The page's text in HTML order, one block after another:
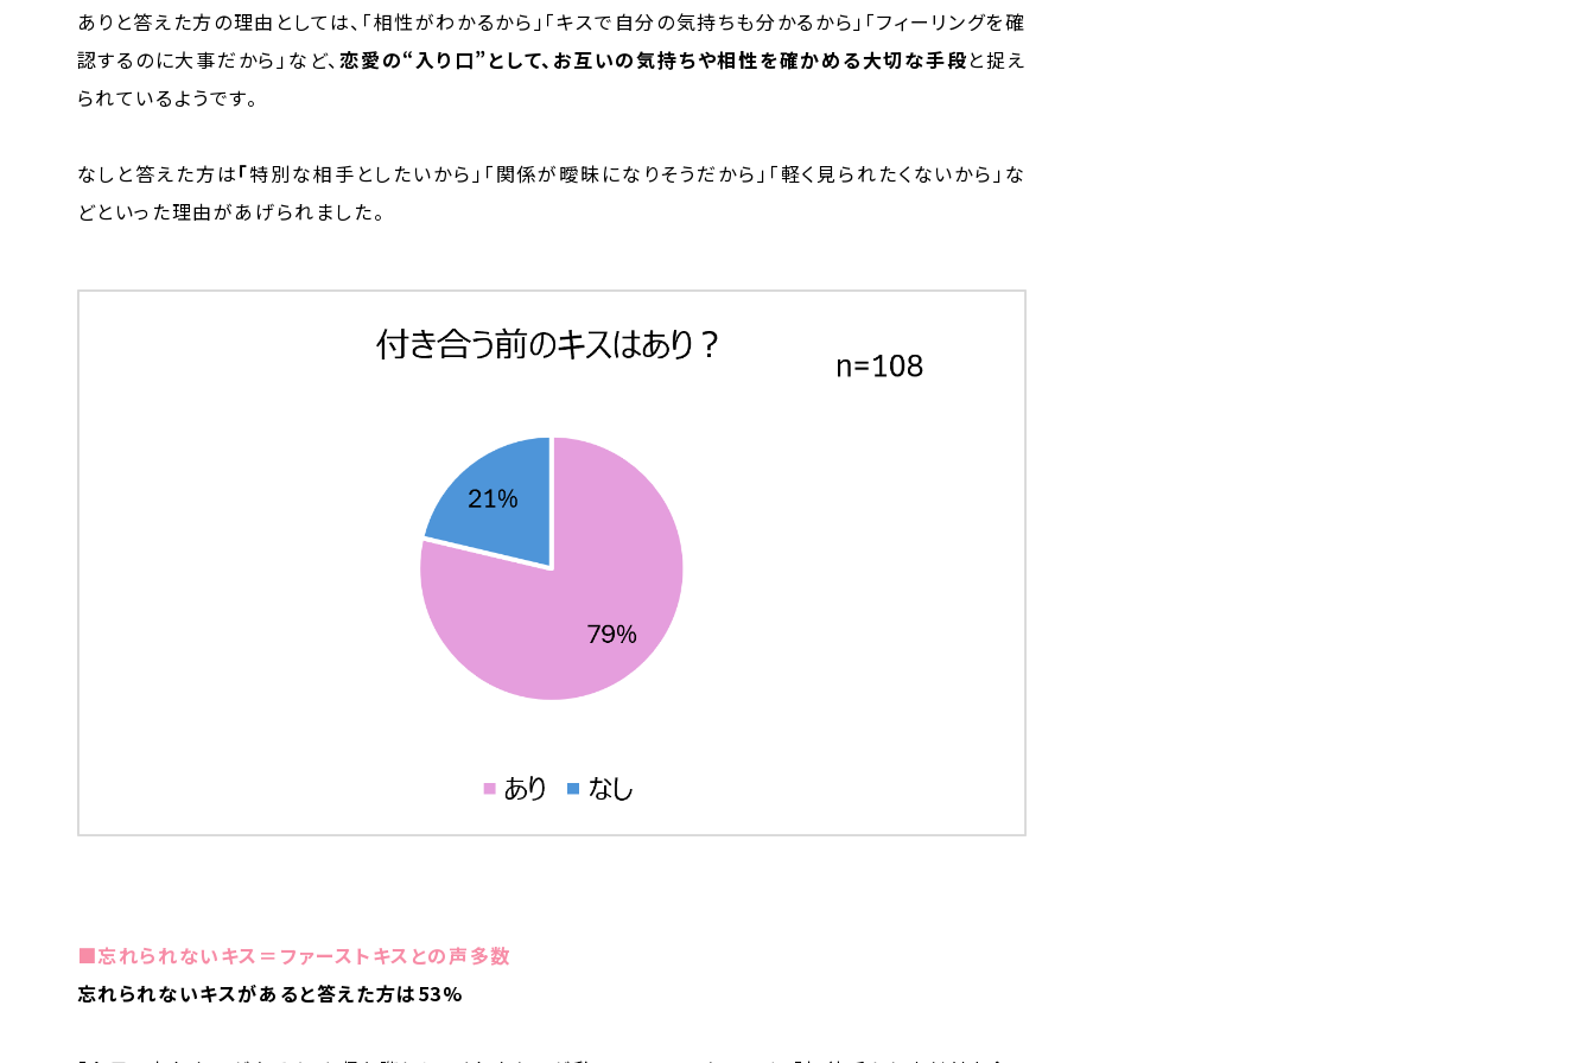
ありと答えた方の理由としては、「相性がわかるから」「キスで自分の気持ちも分かるから」「フィーリングを確
認するのに大事だから」など、恋愛の“入り口”として、お互いの気持ちや相性を確かめる大切な手段と捉え
られているようです。
なしと答えた方は「特別な相手としたいから」「関係が曖昧になりそうだから」「軽く見られたくないから」な
どといった理由があげられました。
■忘れられないキス＝ファーストキスとの声多数
忘れられないキスがあると答えた方は53%